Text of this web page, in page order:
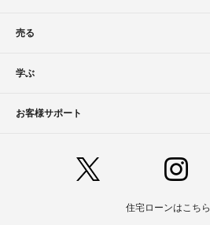
売る
学ぶ
お客様サポート
住宅ローンはこちら